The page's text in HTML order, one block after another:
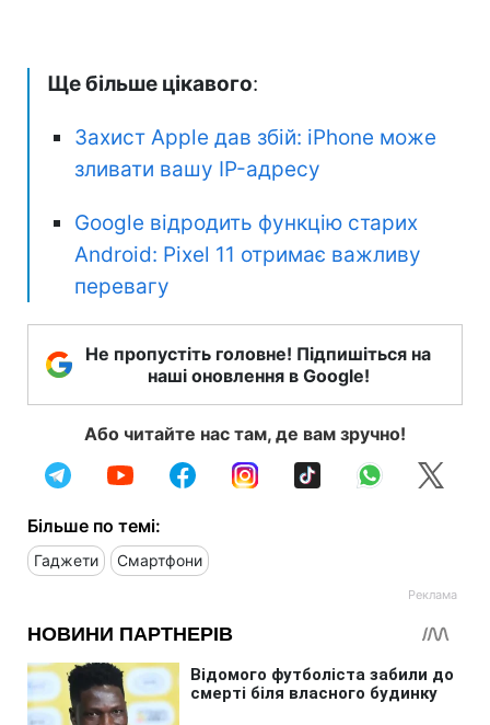
Ще більше цікавого:
Захист Apple дав збій: iPhone може
зливати вашу IP-адресу
Google відродить функцію старих
Android: Pixel 11 отримає важливу
перевагу
Не пропустіть головне! Підпишіться на
наші оновлення в Google!
Або читайте нас там, де вам зручно!
Більше по темі:
Гаджети Смартфони